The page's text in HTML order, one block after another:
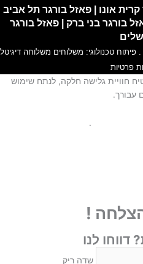
אונו
פאזל בורגר תל אביב
בורגר בני ברק
פאזל בורגר
. פיתוח טכנולוגי: משלוחים משלוחה דיגיטל
פרטיות
חוויית גלישה חלקה, לנתח שימוש
עבורך.
.
!
לנו
שדה ריק